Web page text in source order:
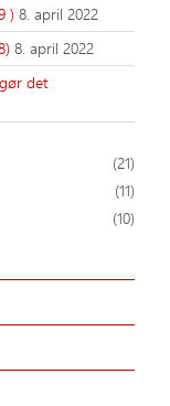
) 8. april 2022
8. april 2022
det
(21)
(11)
(10)